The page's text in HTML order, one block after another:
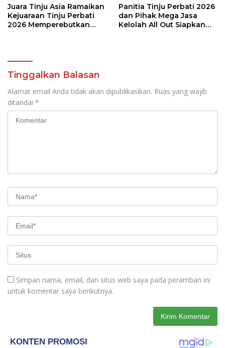
Juara Tinju Asia Ramaikan
Kejuaraan Tinju Perbati
2026 Memperebutkan
Panitia Tinju Perbati 2026
dan Pihak Mega Jasa
Kelolah All Out Siapkan
Tinggalkan Balasan
Alamat email Anda tidak akan dipublikasikan. Ruas yang wajib
ditandai *
Simpan nama, email, dan situs web saya pada peramban ini
untuk komentar saya berikutnya.